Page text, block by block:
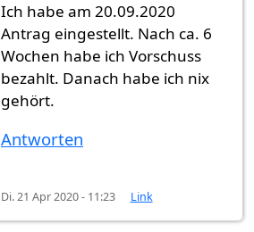
Ich habe am 20.09.2020
Antrag eingestellt. Nach ca. 6
Wochen habe ich Vorschuss
bezahlt. Danach habe ich nix
gehört.
Antworten
Di. 21 Apr 2020 - 11:23 Link